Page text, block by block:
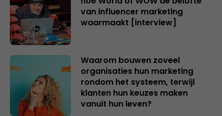
van influencer marketing
waarmaakt [interview]
Waarom bouwen zoveel
organisaties hun marketing
rondom het systeem, terwijl
klanten hun keuzes maken
vanuit hun leven?